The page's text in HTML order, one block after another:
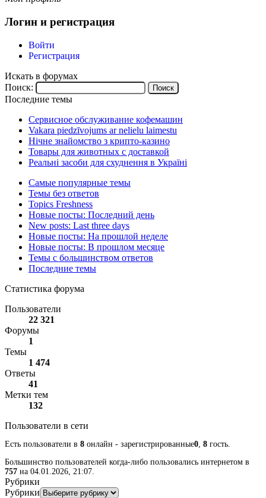
Логин и регистрация
Войти
Регистрация
Искать в форумах
Поиск:
Последние темы
Сервисное обслуживание кофемашин
Vakara piedzīvojums ar nelielu laimestu
Нічне знайомство з крипто-казино
Товары для животных с доставкой
Реальні засоби для схуднення в Україні
Самые популярные темы
Темы без ответов
Topics Freshness
Новые посты: Последний день
New posts: Last three days
Новые посты: На прошлой неделе
Новые посты: В прошлом месяце
Темы с большинством ответов
Последние темы
Статистика форума
Пользователи
22 321
Форумы
1
Темы
1 474
Ответы
41
Метки тем
132
Пользователи в сети
Есть пользователи в 8 онлайн - зарегистрированные0 8 гость.
Большинство пользователей когда-либо пользовались интернетом в
757 на 04.01.2026, 21:07.
Рубрики
Рубрики